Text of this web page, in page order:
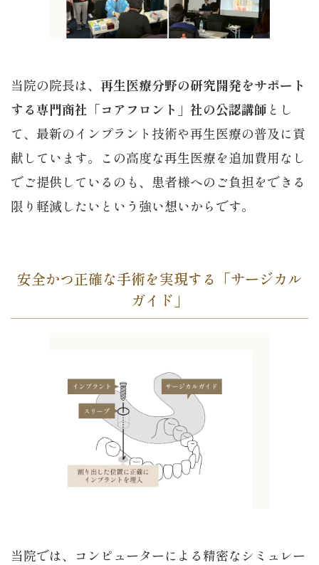
当院の院長は、 再生医療分野の研究開発をサポート
する専門商社「コアフロント」社の公認講師 とし
て、最新のインプラント技術や再生医療の普及に貢
献しています。この高度な再生医療を追加費用なし
でご提供しているのも、患者様へのご負担をできる
限り軽減したいという強い想いからです。
安全かつ正確な手術を実現する「サージカル
ガイド」
当院では、コンピューターによる精密なシミュレー